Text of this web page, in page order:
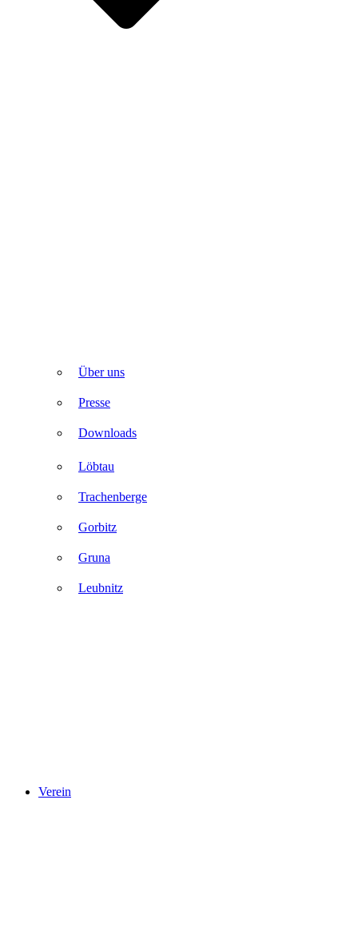
Löbtau
Trachenberge
Gorbitz
Gruna
Leubnitz
Über uns
Presse
Downloads
Verein